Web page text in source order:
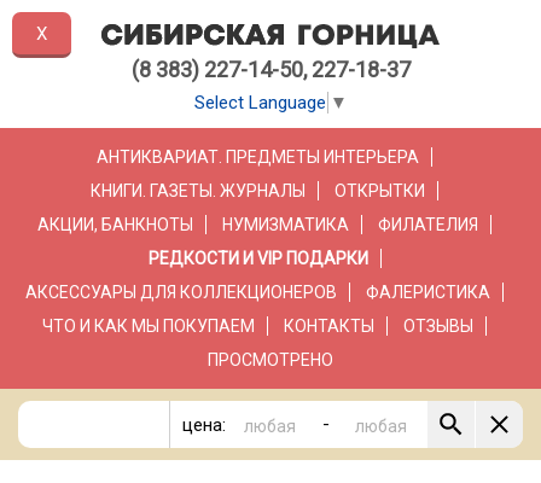
(8 383) 227-14-50, 227-18-37
Select Language ▼
АНТИКВАРИАТ. ПРЕДМЕТЫ ИНТЕРЬЕРА
КНИГИ. ГАЗЕТЫ. ЖУРНАЛЫ
ОТКРЫТКИ
АКЦИИ, БАНКНОТЫ
НУМИЗМАТИКА
ФИЛАТЕЛИЯ
РЕДКОСТИ И VIP ПОДАРКИ
АКСЕССУАРЫ ДЛЯ КОЛЛЕКЦИОНЕРОВ
ФАЛЕРИСТИКА
ЧТО И КАК МЫ ПОКУПАЕМ
КОНТАКТЫ
ОТЗЫВЫ
ПРОСМОТРЕНО
цена: -
X